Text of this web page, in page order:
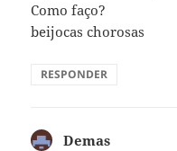
Como faço?
beijocas chorosas
RESPONDER
Demas